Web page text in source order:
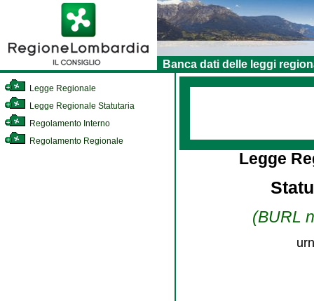
Banca dati delle leggi
Legge Regionale
Legge Regionale Statutaria
Regolamento Interno
Regolamento Regionale
Legge
(BURL